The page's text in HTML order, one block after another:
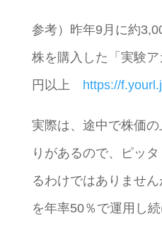
参考）昨年9月に約
株を購入した「実験
円以上
https://
実際は、途中で株価
りがあるので、ピッ
るわけではありませ
を年率50％で運用し